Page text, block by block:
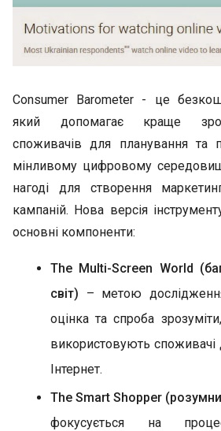
Consumer Barometer - це
який допомагає краще
споживачів для планування та
мінливому цифровому
нагоді для створення
кампаній. Нова версія
основні компоненти:
The Multi-Screen World
світ) – метою
оцінка та спроба
використовують споживачі
Інтернет.
The Smart Shopper
фокусується на